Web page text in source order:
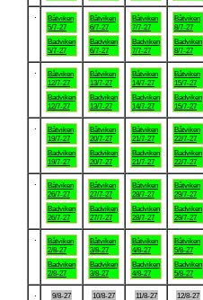
Båtviken
5/7-27
Badviken
5/7-27
Båtviken
6/7-27
Badviken
6/7-27
Båtviken
7/7-27
Badviken
7/7-27
Båtviken
8/7-27
Badviken
8/7-27
Båtviken
12/7-27
Badviken
12/7-27
Båtviken
13/7-27
Badviken
13/7-27
Båtviken
14/7-27
Badviken
14/7-27
Båtviken
15/7-27
Badviken
15/7-27
Båtviken
19/7-27
Badviken
19/7-27
Båtviken
20/7-27
Badviken
20/7-27
Båtviken
21/7-27
Badviken
21/7-27
Båtviken
22/7-27
Badviken
22/7-27
Båtviken
26/7-27
Badviken
26/7-27
Båtviken
27/7-27
Badviken
27/7-27
Båtviken
28/7-27
Badviken
28/7-27
Båtviken
29/7-27
Badviken
29/7-27
Båtviken
2/8-27
Badviken
2/8-27
Båtviken
3/8-27
Badviken
3/8-27
Båtviken
4/8-27
Badviken
4/8-27
Båtviken
5/8-27
Badviken
5/8-27
9/8-27 10/8-27 11/8-27 12/8-27